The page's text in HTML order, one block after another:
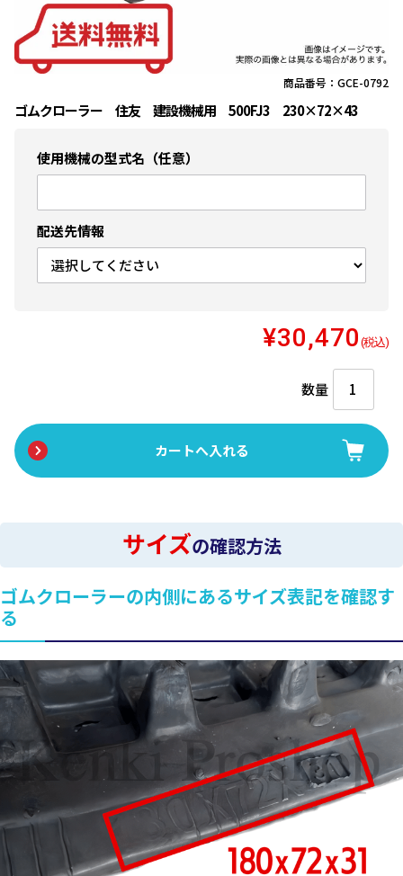
商品番号：GCE-0792
ゴムクローラー 住友 建設機械用 500FJ3 230×72×43
使用機械の型式名（任意）
配送先情報
¥30,470 (税込)
数量
サイズの確認方法
ゴムクローラーの内側にあるサイズ表記を確認す
る